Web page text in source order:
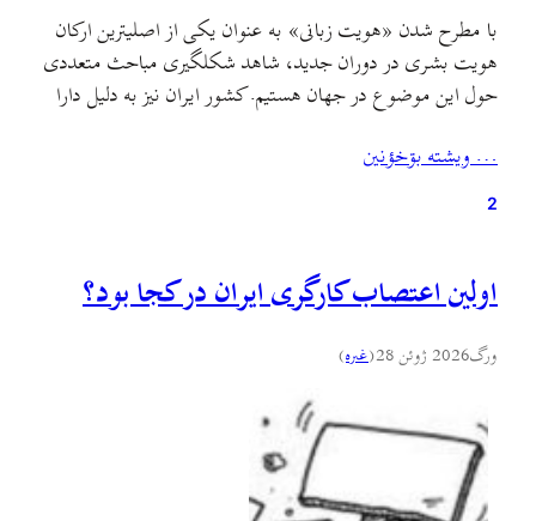
با مطرح شدن «هویت زبانی» به عنوان یکی از اصلیترین ارکان
هویت بشری در دوران جدید، شاهد شکلگیری مباحث متعددی
حول این موضوع در جهان هستیم. کشور ایران نیز به دلیل دارا
حوزه‌های فرهنگی کشور ایران، سواحل جنوبی دریای کاسپی و
کوهستان البرز…
… ويشته بۊخؤنين
2
اولین اعتصاب کارگری ایران در کجا بود؟
ورگ2026 ژوئن 28 (غىره)